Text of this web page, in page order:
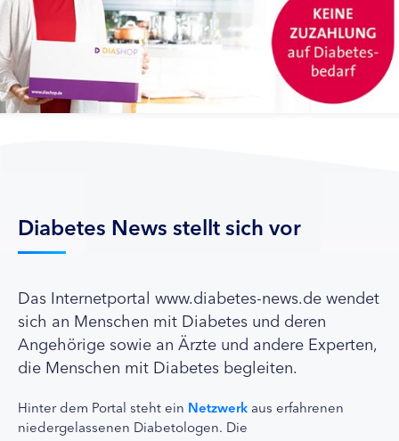
Diabetes News stellt sich vor
Das Internetportal www.diabetes-news.de wendet
sich an Menschen mit Diabetes und deren
Angehörige sowie an Ärzte und andere Experten,
die Menschen mit Diabetes begleiten.
Hinter dem Portal steht ein Netzwerk aus erfahrenen
niedergelassenen Diabetologen. Die